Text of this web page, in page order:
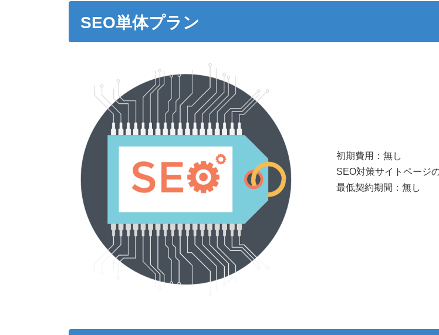
SEO単体プラン
初期費用：無し
SEO対策サイトページ
最低契約期間：無し